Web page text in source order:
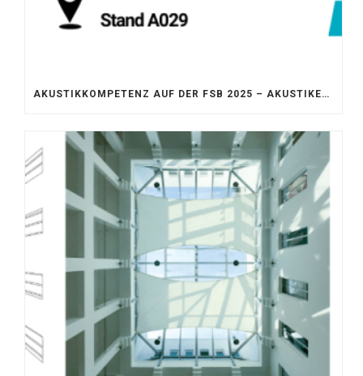
AKUSTIKKOMPETENZ AUF DER FSB 2025 – AKUSTIKELEMENTE FÜR DIE LEBENSRÄUME VON MORGEN